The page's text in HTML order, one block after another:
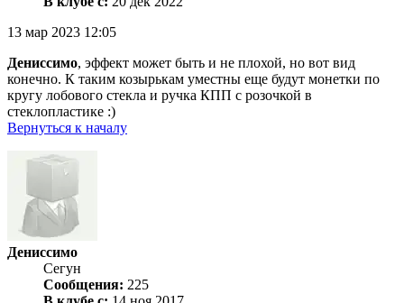
13 мар 2023 12:05
Дениссимо, эффект может быть и не плохой, но вот вид
конечно. К таким козырькам уместны еще будут монетки по
кругу лобового стекла и ручка КПП с розочкой в
стеклопластике :)
Вернуться к началу
Дениссимо
Сегун
Сообщения: 225